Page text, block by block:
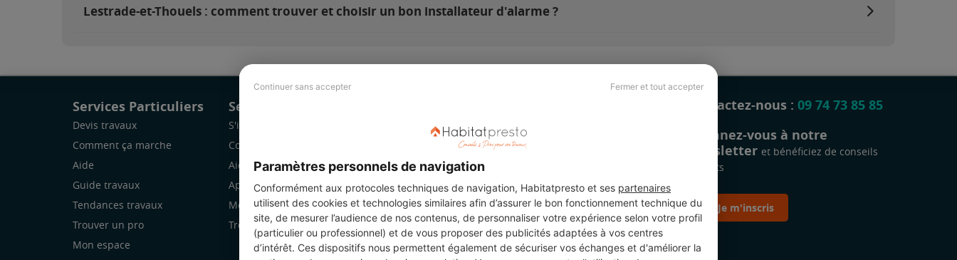
Continuer sans accepter Fermer et tout accepter
Paramètres personnels de navigation
Conformément aux protocoles techniques de navigation, Habitatpresto et ses partenaires
utilisent des cookies et technologies similaires afin d’assurer le bon fonctionnement technique du
site, de mesurer l’audience de nos contenus, de personnaliser votre expérience selon votre profil
(particulier ou professionnel) et de vous proposer des publicités adaptées à vos centres
d’intérêt. Ces dispositifs nous permettent également de sécuriser vos échanges et d'améliorer la
Lestrade-et-Thouels : comment trouver et choisir un bon installateur d'alarme ?
Services Particuliers
Devis travaux
Comment ça marche
Aide
Guide travaux
Tendances travaux
Trouver un pro
Mon espace
Services Pro
S'inscrire
Comment ça marche
Aide
Application Mobile
Mon espace
Trouver des chantiers
Revue de presse
Légal
Charte cookies
Contactez-nous : 09 74 73 85 85
Abonnez-vous à notre
newsletter et bénéficiez de conseils
gratuits
Je m'inscris